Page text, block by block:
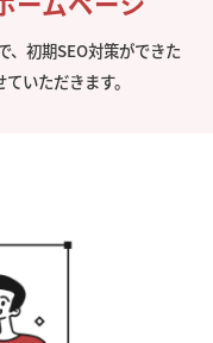
、初期SEO対策ができた
いただきます。